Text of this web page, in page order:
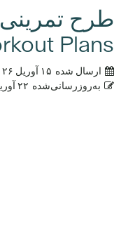
Plans)
ارسال شده ۱۵ آوریل ۲۰۲۶
به‌روزرسانی‌شده ۲۲ آوریل ۲۰۲۶